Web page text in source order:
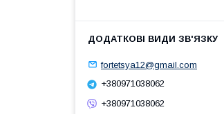
fortetsya12@gmail.com
+380971038062
+380971038062